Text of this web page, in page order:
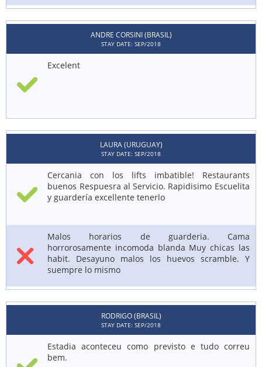
ANDRE CORSINI (BRASIL)
STAY DATE: SEP/2018
Excelent
LAURA (URUGUAY)
STAY DATE: SEP/2018
Cercania con los lifts imbatible! Restaurants
buenos Respuesra al Servicio. Rapidisimo Escuelita
y guardería excellente tenerlo
Malos horarios de guarderia. Cama
horrorosamente incomoda blanda Muy chicas las
habit. Desayuno malos los huevos scramble. Y
suempre lo mismo
RODRIGO (BRASIL)
STAY DATE: SEP/2018
Estadia aconteceu como previsto e tudo correu
bem.